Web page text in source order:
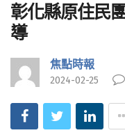
彰化縣原住民
導
焦點時報
2024-02-25